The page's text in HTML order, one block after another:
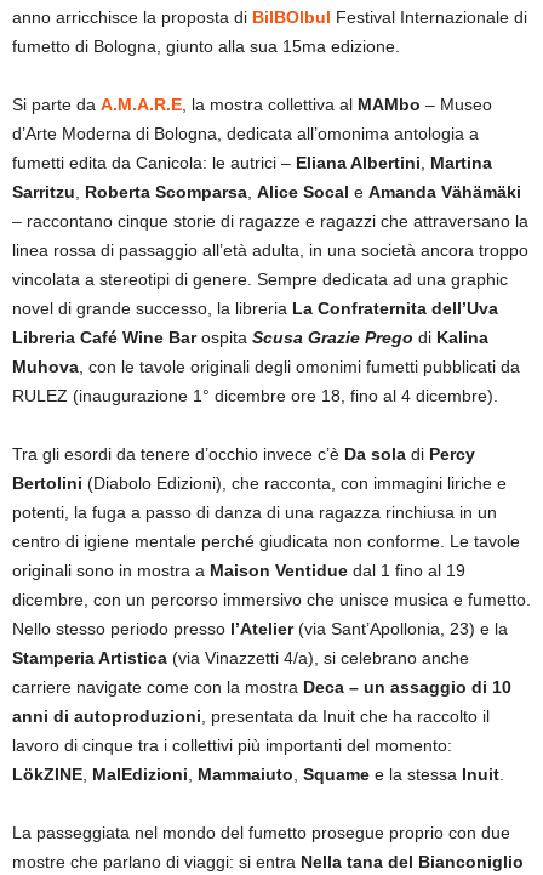
anno arricchisce la proposta di BilBOlbul Festival Internazionale di
fumetto di Bologna, giunto alla sua 15ma edizione.
Si parte da A.M.A.R.E, la mostra collettiva al MAMbo – Museo
d’Arte Moderna di Bologna, dedicata all’omonima antologia a
fumetti edita da Canicola: le autrici – Eliana Albertini, Martina
Sarritzu, Roberta Scomparsa, Alice Socal e Amanda Vähämäki
– raccontano cinque storie di ragazze e ragazzi che attraversano la
linea rossa di passaggio all’età adulta, in una società ancora troppo
vincolata a stereotipi di genere. Sempre dedicata ad una graphic
novel di grande successo, la libreria La Confraternita dell’Uva
Libreria Café Wine Barospita Scusa Grazie Prego di Kalina
Muhova, con le tavole originali degli omonimi fumetti pubblicati da
RULEZ (inaugurazione 1° dicembre ore 18, fino al 4 dicembre).
Tra gli esordi da tenere d’occhio invece c’è Da sola di Percy
Bertolini (Diabolo Edizioni), che racconta, con immagini liriche e
potenti, la fuga a passo di danza di una ragazza rinchiusa in un
centro di igiene mentale perché giudicata non conforme. Le tavole
originali sono in mostra a Maison Ventidue dal 1 fino al 19
dicembre, con un percorso immersivo che unisce musica e fumetto.
Nello stesso periodo presso l’Atelier(via Sant’Apollonia, 23) e la
Stamperia Artistica (via Vinazzetti 4/a), si celebrano anche
carriere navigate come con la mostra Deca – un assaggio di 10
anni di autoproduzioni, presentata da Inuit che ha raccolto il
lavoro di cinque tra i collettivi più importanti del momento:
LökZINE, MalEdizioni, Mammaiuto, Squame e la stessa Inuit.
La passeggiata nel mondo del fumetto prosegue proprio con due
mostre che parlano di viaggi: si entra Nella tana del Bianconiglio